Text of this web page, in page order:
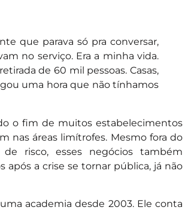
que parava só pra conversar,
no serviço. Era a minha vida.
de 60 mil pessoas. Casas,
uma hora que não tínhamos
o fim de muitos estabelecimentos
nas áreas limítrofes. Mesmo fora do
risco, esses negócios também
após a crise se tornar pública, já não
academia desde 2003. Ele conta